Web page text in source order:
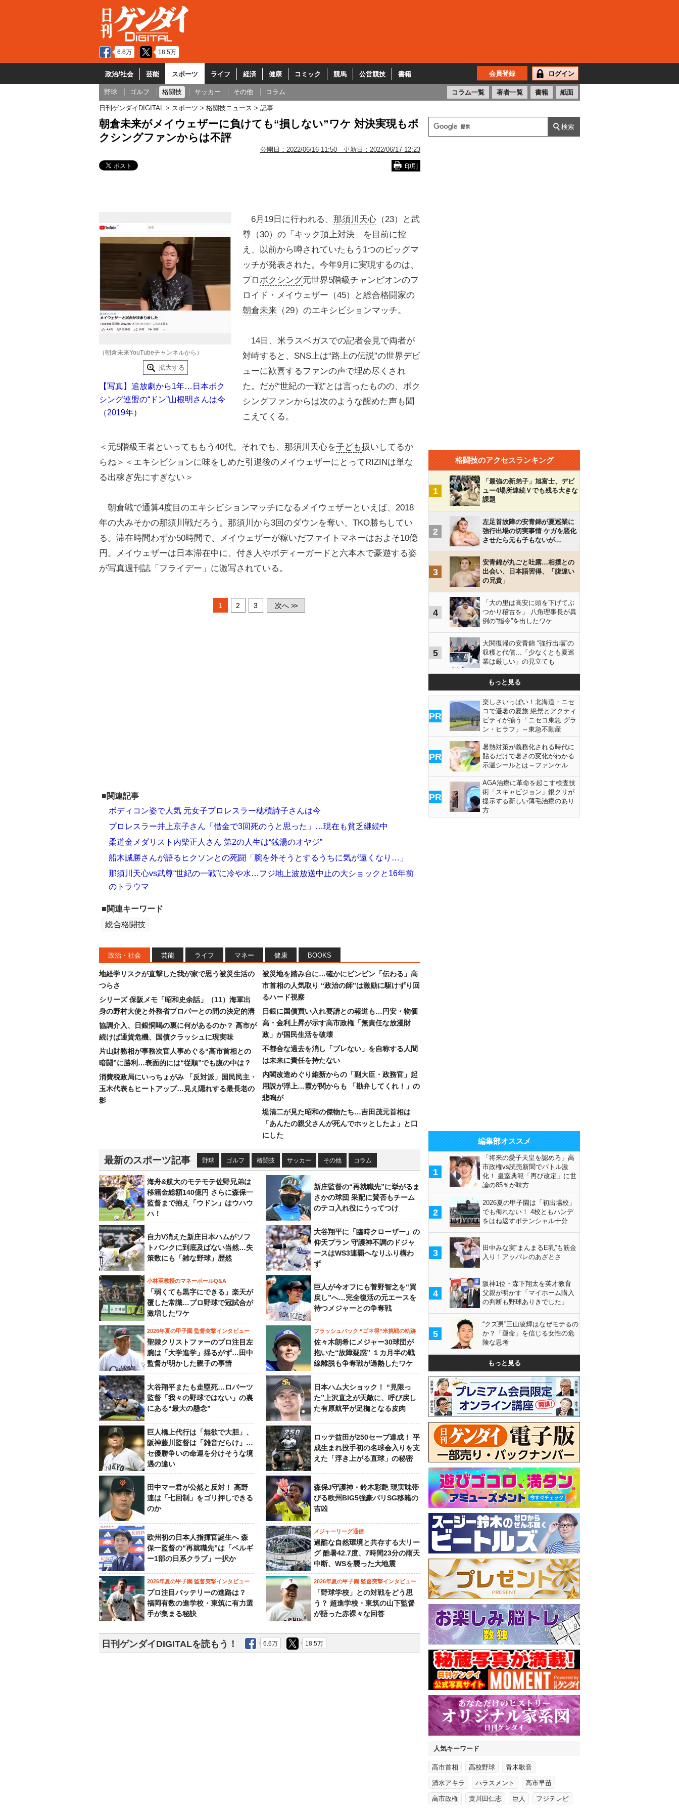
6.6万 18.5万
政治/社会 芸能 スポーツ ライフ 経済 健康 コミック 競馬 公営競技 書籍 会員登録 ログイン
野球 ゴルフ 格闘技 サッカー その他 コラム コラム一覧 著者一覧 書籍 紙面
日刊ゲンダイDIGITAL スポーツ 格闘技ニュース 記事
朝倉未来がメイウェザーに負けても“損しない”ワケ 対決実現もボ
クシングファンからは不評
公開日： 2022/06/16 11:50 更新日： 2022/06/17 12:23
印刷
（朝倉未来YouTubeチャンネルから）
拡大する
【写真】追放劇から1年…日本ボク
シング連盟の“ドン”山根明さんは今
（2019年）
6月19日に行われる、 那須川天心 （23）と武
尊（30）の「キック頂上対決」を目前に控
え、以前から噂されていたもう1つのビッグマ
ッチが発表された。今年9月に実現するのは、
プロボクシング元世界5階級チャンピオンのフ
ロイド・メイウェザー（45）と総合格闘家の
朝倉未来 （29）のエキシビションマッチ。
14日、米ラスベガスでの記者会見で両者が
対峙すると、SNS上は“路上の伝説”の世界デビ
ューに歓喜するファンの声で埋め尽くされ
た。だが“世紀の一戦”とは言ったものの、ボク
シングファンからは次のような醒めた声も聞
こえてくる。
＜元5階級王者といってももう40代。それでも、那須川天心を子ども扱いしてるか
らね＞＜エキシビションに味をしめた引退後のメイウェザーにとってRIZINは単な
る出稼ぎ先にすぎない＞
朝倉戦で通算4度目のエキシビションマッチになるメイウェザーといえば、2018
年の大みそかの那須川戦だろう。那須川から3回のダウンを奪い、TKO勝ちしてい
る。滞在時間わずか50時間で、メイウェザーが稼いだファイトマネーはおよそ10億
円。メイウェザーは日本滞在中に、付き人やボディーガードと六本木で豪遊する姿
が写真週刊誌「フライデー」に激写されている。
1 2 3 次へ >>
■関連記事
ボディコン姿で人気 元女子プロレスラー穂積詩子さんは今
プロレスラー井上京子さん「借金で3回死のうと思った」…現在も貧乏継続中
柔道金メダリスト内柴正人さん 第2の人生は“銭湯のオヤジ”
船木誠勝さんが語るヒクソンとの死闘「腕を外そうとするうちに気が遠くなり…」
那須川天心vs武尊“世紀の一戦”に冷や水…フジ地上波放送中止の大ショックと16年前
のトラウマ
■関連キーワード
総合格闘技
政治・社会 芸能 ライフ マネー 健康 BOOKS
地経学リスクが直撃した我が家で思う被災生活の
つらさ
シリーズ 保阪メモ「昭和史余話」（11）海軍出
身の野村大使と外務省プロパーとの間の決定的溝
協調介入、日銀恫喝の裏に何があるのか？ 高市が
続けば通貨危機、国債クラッシュに現実味
片山財務相が事務次官人事めぐる“高市首相との
暗闘”に勝利…表面的には“従順”でも腹の中は？
消費税政局にいっちょがみ 「反対派」国民民主・
玉木代表もヒートアップ…見え隠れする最長老の
影
被災地を踏み台に…確かにビンビン「伝わる」高
市首相の人気取り “政治の師”は激励に駆けずり回
るハード視察
日銀に国債買い入れ要請との報道も…円安・物価
高・金利上昇が示す高市政権「無責任な放漫財
政」が国民生活を破壊
不都合な過去を消し「ブレない」を自称する人間
は未来に責任を持たない
内閣改造めぐり維新からの「副大臣・政務官」起
用説が浮上…霞が関からも 「勘弁してくれ！」の
悲鳴が
堤清二が見た昭和の傑物たち…吉田茂元首相は
「あんたの親父さんが死んでホッとしたよ」と口
にした
最新のスポーツ記事 野球 ゴルフ 格闘技 サッカー その他 コラム
海舟&航大のモテモテ佐野兄弟は
移籍金総額140億円 さらに森保一
監督まで抱え「ウドン」はウハウ
ハ！
新庄監督の“再就職先”に挙がるま
さかの球団 采配に賛否もチーム
のテコ入れ役にうってつけ
自力V消えた新庄日本ハムがソフ
トバンクに到底及ばない当然…失
策数にも「雑な野球」歴然
大谷翔平に「臨時クローザー」の
仰天プラン 守護神不調のドジャ
ースはWS3連覇へなりふり構わ
ず
小林至教授のマネーボールQ&A
「弱くても黒字にできる」楽天が
覆した常識…プロ野球で冠試合が
激増したワケ
巨人が今オフにも菅野智之を“買
戻し”へ…完全復活の元エースを
待つメジャーとの争奪戦
2026年夏の甲子園 監督突撃インタビュー
聖隷クリストファーのプロ注目左
腕は「大学進学」揺るがず…田中
監督が明かした親子の事情
フラッシュバック “ゴネ得”米挑戦の軌跡
佐々木朗希にメジャー30球団が
抱いた“故障疑惑” １カ月半の戦
線離脱も争奪戦が過熱したワケ
大谷翔平またも走塁死…ロバーツ
監督「我々の野球ではない」の裏
にある“最大の懸念”
日本ハム大ショック！ “見限っ
た”上沢直之が天敵に、呼び戻し
た有原航平が足枷となる皮肉
巨人橋上代行は「無欲で大胆」、
阪神藤川監督は「雑音だらけ」…
セ優勝争いの命運を分けそうな境
遇の違い
ロッテ益田が250セーブ達成！ 平
成生まれ投手初の名球会入りを支
えた「浮き上がる直球」の秘密
田中マー君が公然と反対！ 高野
連は「七回制」をゴリ押しできる
のか
森保J守護神・鈴木彩艶 現実味帯
びる欧州BIG5強豪パリSG移籍の
吉凶
欧州初の日本人指揮官誕生へ 森
保一監督の“再就職先”は「ベルギ
ー1部の日系クラブ」一択か
メジャーリーグ通信
過酷な自然環境と共存する大リー
グ 酷暑42.7度、7時間23分の雨天
中断、WSを襲った大地震
2026年夏の甲子園 監督突撃インタビュー
プロ注目バッテリーの進路は？
福岡有数の進学校・東筑に有力選
手が集まる秘訣
2026年夏の甲子園 監督突撃インタビュー
「野球学校」との対戦をどう思
う？ 超進学校・東筑の山下監督
が語った赤裸々な回答
日刊ゲンダイDIGITALを読もう！ 6.6万 18.5万
格闘技のアクセスランキング
1
「最強の新弟子」旭富士、デビ
ュー4場所連続Ｖでも残る大きな
課題
2
左足首故障の安青錦が夏巡業に
強行出場の切実事情 ケガを悪化
させたら元も子もないが…
3
安青錦が丸ごと吐露…相撲との
出会い、日本語習得、「腹違い
の兄貴」
4
「大の里は高安に頭を下げてぶ
つかり稽古を」 八角理事長が異
例の“指令”を出したワケ
5
大関復帰の安青錦 “強行出場”の
収穫と代償…「少なくとも夏巡
業は厳しい」の見立ても
もっと見る
PR
楽しさいっぱい！北海道・ニセ
コで避暑の夏旅 絶景とアクティ
ビティが揃う「ニセコ東急 グラ
ン・ヒラフ」～東急不動産
PR
暑熱対策が義務化される時代に
貼るだけで暑さの変化がわかる
示温シールとは～ファンケル
PR
AGA治療に革命を起こす検査技
術「スキャビジョン」銀クリが
提示する新しい薄毛治療のあり
方
編集部オススメ
1
「将来の愛子天皇を認めろ」高
市政権vs読売新聞でバトル激
化！ 皇室典範「再び改定」に世
論の85％が味方
2
2026夏の甲子園は「初出場校」
でも侮れない！ 4校ともハンデ
をはね返すポテンシャル十分
3
田中みな実“まんまるE乳”も筋金
入り！アッパレのあざとさ
4
阪神1位・森下翔太を英才教育
父親が明かす「マイホーム購入
の判断も野球ありきでした」
5
“クズ男”三山凌輝はなぜモテるの
か？「運命」を信じる女性の危
険な思考
もっと見る
人気キーワード
高市首相 高校野球 青木歌音
清水アキラ ハラスメント 高市早苗
高市政権 黄川田仁志 巨人 フジテレビ